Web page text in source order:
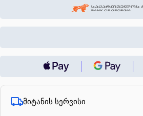
მიტანის სერვისი